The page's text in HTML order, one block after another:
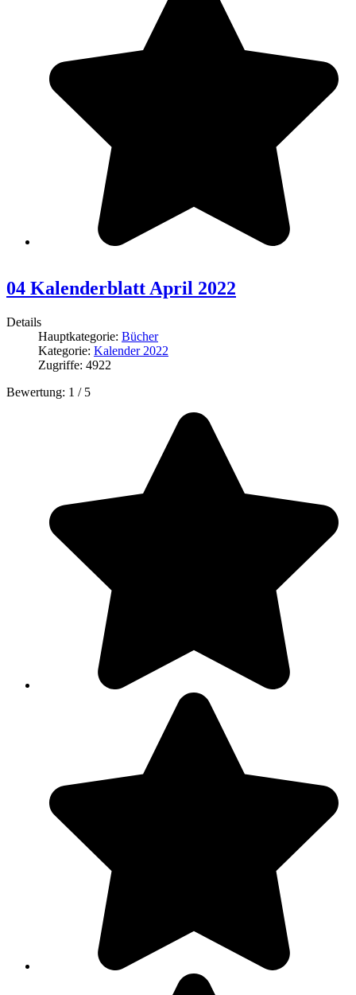
04 Kalenderblatt April 2022
Details
Hauptkategorie: Bücher
Kategorie: Kalender 2022
Zugriffe: 4922
Bewertung: 1 / 5